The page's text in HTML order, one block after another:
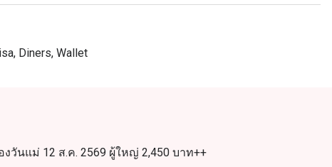
Diners, Wallet
วันแม่ 12 ส.ค. 2569 ผู้ใหญ่ 2,450 บาท++